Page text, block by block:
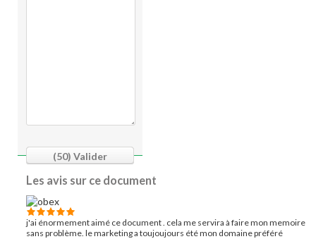
(50) Valider
Les avis sur ce document
j'ai énormement aimé ce document . cela me servira à faire mon memoire
sans problème. le marketing a toujoujours été mon domaine préféré